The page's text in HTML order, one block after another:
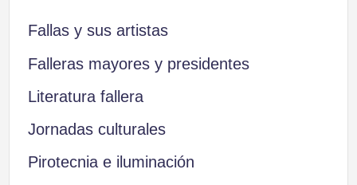
Fallas y sus artistas
Falleras mayores y presidentes
Literatura fallera
Jornadas culturales
Pirotecnia e iluminación